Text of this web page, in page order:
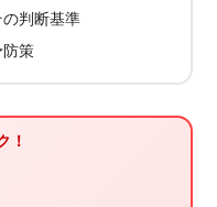
の判断基準
防策
！